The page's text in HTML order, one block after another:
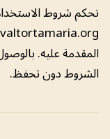
تحكم شروط
المقدمة عليه.
الشروط دون تحفظ.